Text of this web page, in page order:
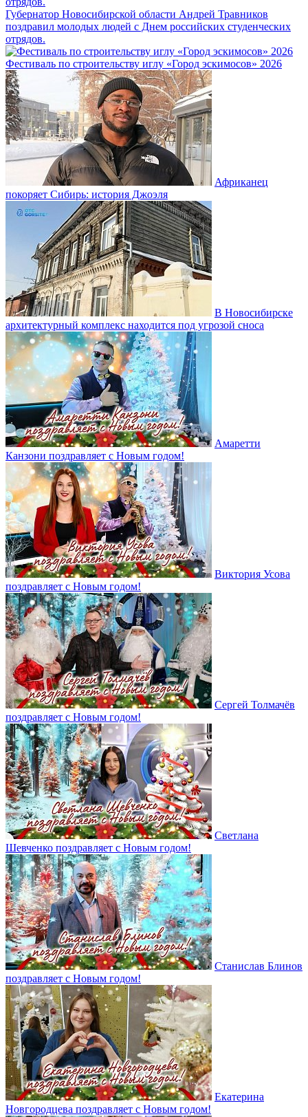
Губернатор Новосибирской области Андрей Травников
поздравил молодых людей с Днем российских студенческих
отрядов.
Фестиваль по строительству иглу «Город эскимосов» 2026
Африканец
покоряет Сибирь: история Джоэля
В Новосибирске
архитектурный комплекс находится под угрозой сноса
Амаретти
Канзони поздравляет с Новым годом!
Виктория Усова
поздравляет с Новым годом!
Сергей Толмачёв
поздравляет с Новым годом!
Светлана
Шевченко поздравляет с Новым годом!
Станислав Блинов
поздравляет с Новым годом!
Екатерина
Новгородцева поздравляет с Новым годом!